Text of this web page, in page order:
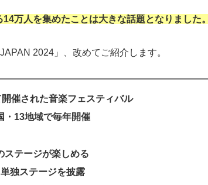
万人を集めたことは大きな話題となりました。
2024」、改めてご紹介します。
催された音楽フェスティバル
・13地域で毎年開催
ステージが楽しめる
独ステージを披露